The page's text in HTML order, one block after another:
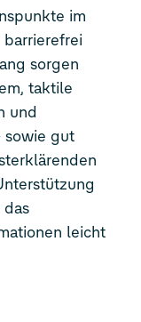
im
sorgen
taktile
und
sowie gut
leicht